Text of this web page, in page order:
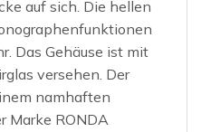
auf sich. Die hellen
Das Gehäuse ist mit
versehen. Der
namhaften
Marke RONDA